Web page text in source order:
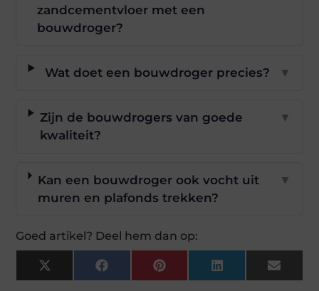
zandcementvloer met een
bouwdroger?
Wat doet een bouwdroger precies? ▼
Zijn de bouwdrogers van goede
kwaliteit?
▼
Kan een bouwdroger ook vocht uit
muren en plafonds trekken?
▼
Goed artikel? Deel hem dan op:
X
(Twitter)
FacebookPinterestLinkedInEmail